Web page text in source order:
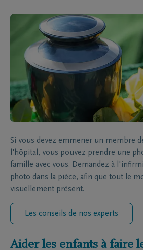
Si vous devez emmener un membre
l'hôpital, vous pouvez prendre une
famille avec vous. Demandez à
photo dans la pièce, afin que tout le
visuellement présent.
Les conseils de nos experts
Aider les enfants à faire